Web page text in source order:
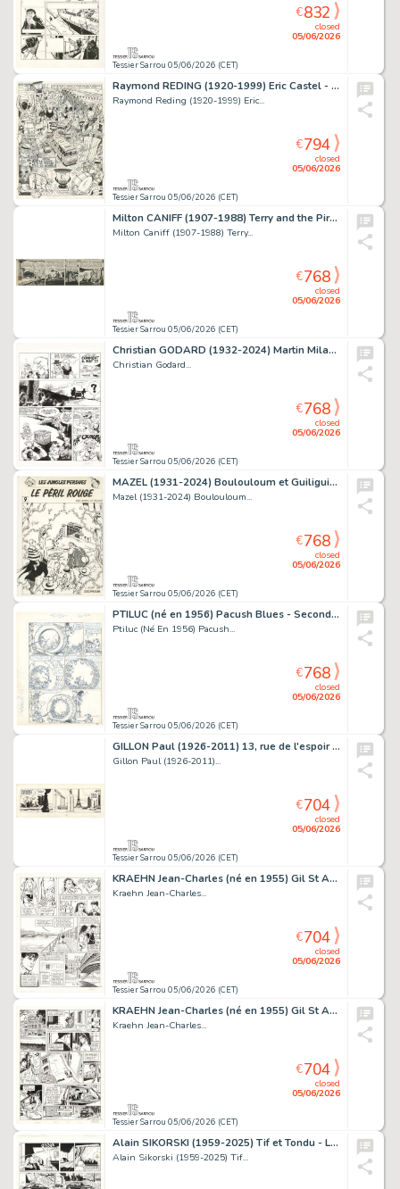
Tessier Sarrou 05/06/2026 (CET)
closed
05/06/2026
€832
Raymond REDING (1920-1999) Eric Castel - La maison...
Raymond Reding (1920-1999) Eric...
Tessier Sarrou 05/06/2026 (CET)
closed
05/06/2026
€794
Milton CANIFF (1907-1988) Terry and the Pirates Encre...
Milton Caniff (1907-1988) Terry...
Tessier Sarrou 05/06/2026 (CET)
closed
05/06/2026
€768
Christian GODARD (1932-2024) Martin Milan - L'enfant...
Christian Godard...
Tessier Sarrou 05/06/2026 (CET)
closed
05/06/2026
€768
MAZEL (1931-2024) Boulouloum et Guiliguili (Les jungles...
Mazel (1931-2024) Boulouloum...
Tessier Sarrou 05/06/2026 (CET)
closed
05/06/2026
€768
PTILUC (né en 1956) Pacush Blues - Second souffle:...
Ptiluc (Né En 1956) Pacush...
Tessier Sarrou 05/06/2026 (CET)
closed
05/06/2026
€768
GILLON Paul (1926-2011) 13, rue de l'espoir 1 Encre...
Gillon Paul (1926-2011)...
Tessier Sarrou 05/06/2026 (CET)
closed
05/06/2026
€704
KRAEHN Jean-Charles (né en 1955) Gil St André - La...
Kraehn Jean-Charles...
Tessier Sarrou 05/06/2026 (CET)
closed
05/06/2026
€704
KRAEHN Jean-Charles (né en 1955) Gil St André - La...
Kraehn Jean-Charles...
Tessier Sarrou 05/06/2026 (CET)
closed
05/06/2026
€704
Alain SIKORSKI (1959-2025) Tif et Tondu - L'assassin...
Alain Sikorski (1959-2025) Tif...